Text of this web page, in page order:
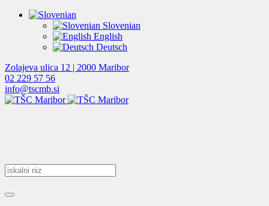
Slovenian
English
Deutsch
Zolajeva ulica 12 | 2000 Maribor
02 229 57 56
info@tscmb.si